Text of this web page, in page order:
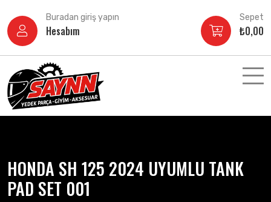
atla
Buradan giriş yapın
Hesabım
Sepet
₺0,00
HONDA SH 125 2024 UYUMLU TANK
PAD SET 001